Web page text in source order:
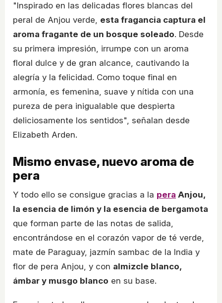
"Inspirado en las delicadas flores blancas del
peral de Anjou verde, esta fragancia captura el
aroma fragante de un bosque soleado. Desde
su primera impresión, irrumpe con un aroma
floral dulce y de gran alcance, cautivando la
alegría y la felicidad. Como toque final en
armonía, es femenina, suave y nítida con una
pureza de pera inigualable que despierta
deliciosamente los sentidos", señalan desde
Elizabeth Arden.
Mismo envase, nuevo aroma de
pera
Y todo ello se consigue gracias a la pera Anjou,
la esencia de limón y la esencia de bergamota
que forman parte de las notas de salida,
encontrándose en el corazón vapor de té verde,
mate de Paraguay, jazmín sambac de la India y
flor de pera Anjou, y con almizcle blanco,
ámbar y musgo blanco en su base.